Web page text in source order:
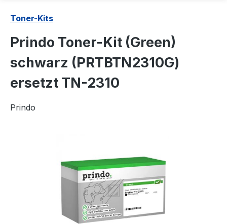
Toner-Kits
Prindo Toner-Kit (Green)
schwarz (PRTBTN2310G)
ersetzt TN-2310
Prindo